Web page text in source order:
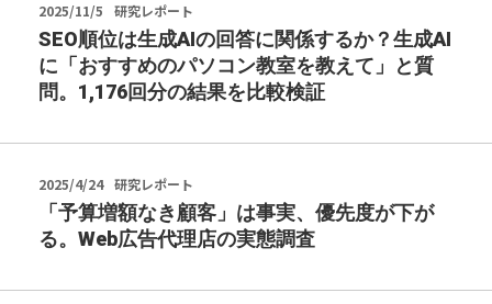
2025/11/5 研究レポート
SEO順位は生成AIの回答に関係するか？生成AI
に「おすすめのパソコン教室を教えて」と質
問。1,176回分の結果を比較検証
2025/4/24 研究レポート
「予算増額なき顧客」は事実、優先度が下が
る。Web広告代理店の実態調査